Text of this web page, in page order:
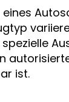
ist.